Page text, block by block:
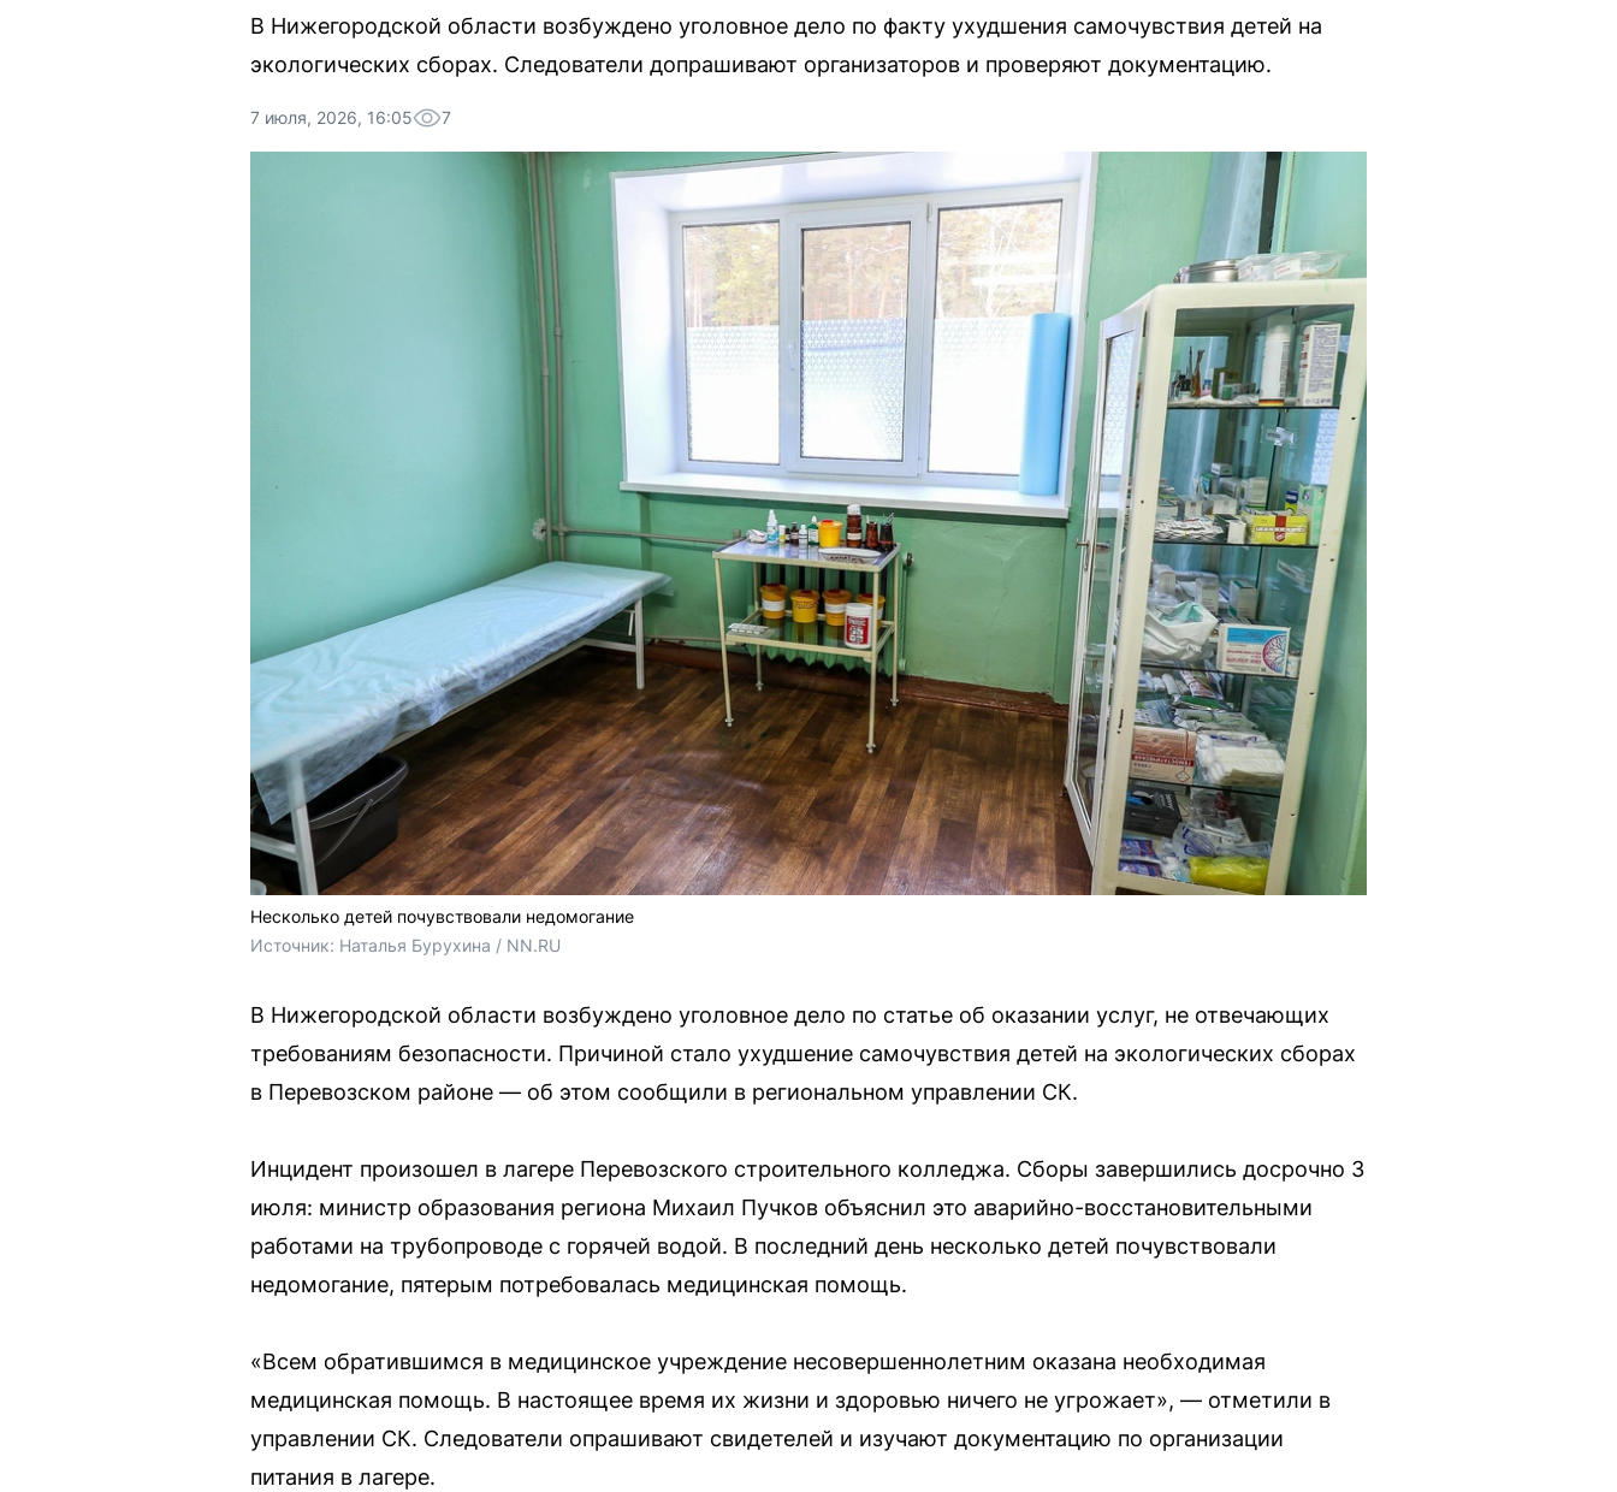
В Нижегородской области возбуждено уголовное дело по факту ухудшения самочувствия детей на
экологических сборах. Следователи допрашивают организаторов и проверяют документацию.
7 июля, 2026, 16:05 7
Несколько детей почувствовали недомогание
Источник: Наталья Бурухина / NN.RU
В Нижегородской области возбуждено уголовное дело по статье об оказании услуг, не отвечающих
требованиям безопасности. Причиной стало ухудшение самочувствия детей на экологических сборах
в Перевозском районе — об этом сообщили в региональном управлении СК.
Инцидент произошел в лагере Перевозского строительного колледжа. Сборы завершились досрочно 3
июля: министр образования региона Михаил Пучков объяснил это аварийно-восстановительными
работами на трубопроводе с горячей водой. В последний день несколько детей почувствовали
недомогание, пятерым потребовалась медицинская помощь.
«Всем обратившимся в медицинское учреждение несовершеннолетним оказана необходимая
медицинская помощь. В настоящее время их жизни и здоровью ничего не угрожает», — отметили в
управлении СК. Следователи опрашивают свидетелей и изучают документацию по организации
питания в лагере.